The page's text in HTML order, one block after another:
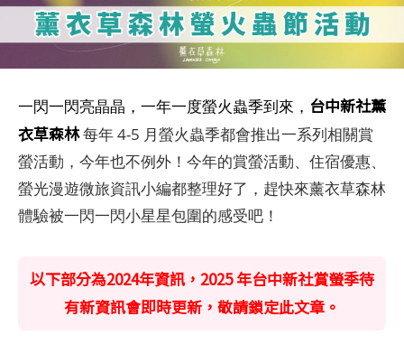
一閃一閃亮晶晶，一年一度螢火蟲季到來， 台中新社薰
衣草森林每年 4-5 月螢火蟲季都會推出一系列相關賞
螢活動，今年也不例外！今年的賞螢活動、住宿優惠、
螢光漫遊微旅資訊小編都整理好了，趕快來薰衣草森林
體驗被一閃一閃小星星包圍的感受吧！
以下部分為2024年資訊，2025 年台中新社賞螢季待
有新資訊會即時更新，敬請鎖定此文章。